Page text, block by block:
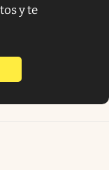
y te
en nueva pestaña